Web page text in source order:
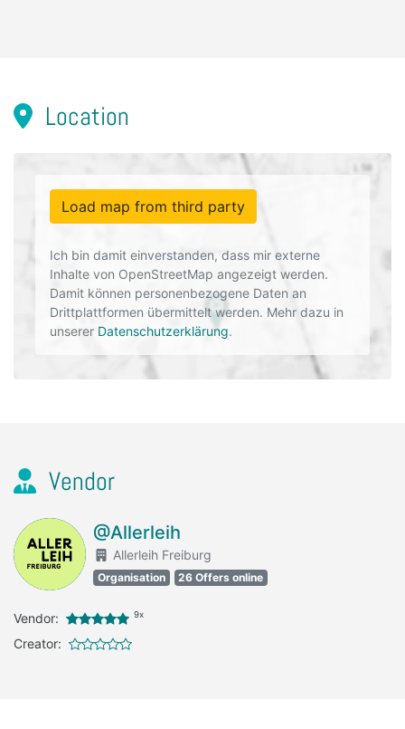
Location
Load map from third party
Ich bin damit einverstanden, dass mir externe
Inhalte von OpenStreetMap angezeigt werden.
Damit können personenbezogene Daten an
Drittplattformen übermittelt werden. Mehr dazu in
unserer Datenschutzerklärung.
Vendor
@Allerleih
Allerleih Freiburg
Organisation 26 Offers online
Vendor: 9x
Creator: